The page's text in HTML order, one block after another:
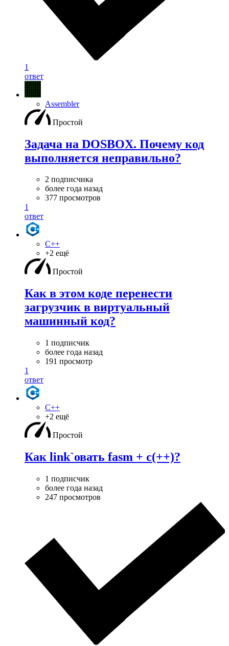
1
ответ
Assembler
Простой
Задача на DOSBOX. Почему код
выполняется неправильно?
2 подписчика
более года назад
377 просмотров
1
ответ
C++
+2 ещё
Простой
Как в этом коде перенести
загрузчик в виртуальный
машинный код?
1 подписчик
более года назад
191 просмотр
1
ответ
C++
+2 ещё
Простой
Как link`овать fasm + c(++)?
1 подписчик
более года назад
247 просмотров